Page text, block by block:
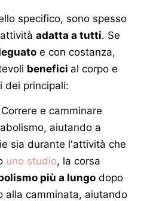
specifico, sono spesso
adatta a tutti. Se
e con costanza,
benefici al corpo e
dei principali:
e camminare
aiutando a
sia durante l'attività che
uno studio, la corsa
più a lungo dopo
alla camminata, aiutando